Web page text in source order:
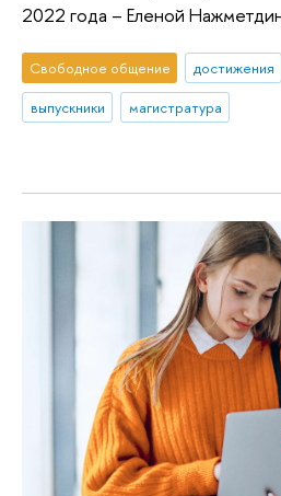
2022 ​года ​– ​Еленой
Свободное общение достижения
выпускники
магистратура